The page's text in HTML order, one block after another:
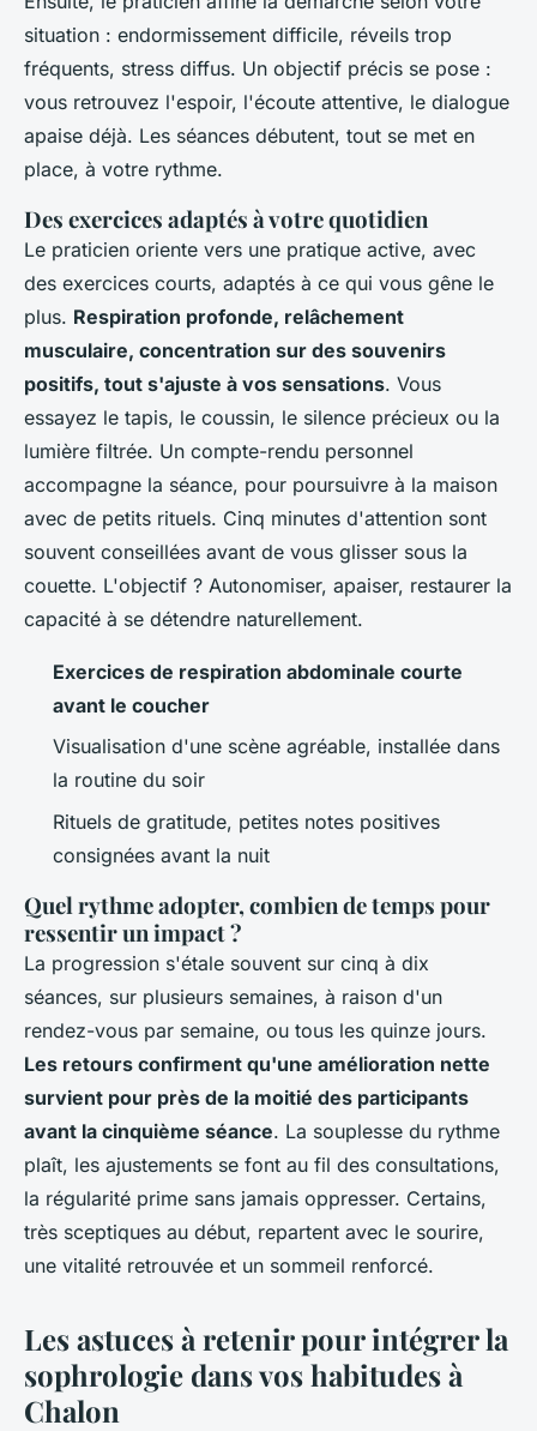
situation : endormissement difficile, réveils trop
fréquents, stress diffus. Un objectif précis se pose :
vous retrouvez l'espoir, l'écoute attentive, le dialogue
apaise déjà. Les séances débutent, tout se met en
place, à votre rythme.
Des exercices adaptés à votre quotidien
Le praticien oriente vers une pratique active, avec
des exercices courts, adaptés à ce qui vous gêne le
plus. Respiration profonde, relâchement
musculaire, concentration sur des souvenirs
positifs, tout s'ajuste à vos sensations. Vous
essayez le tapis, le coussin, le silence précieux ou la
lumière filtrée. Un compte-rendu personnel
accompagne la séance, pour poursuivre à la maison
avec de petits rituels. Cinq minutes d'attention sont
souvent conseillées avant de vous glisser sous la
couette. L'objectif ? Autonomiser, apaiser, restaurer la
capacité à se détendre naturellement.
Exercices de respiration abdominale courte
avant le coucher
Visualisation d'une scène agréable, installée dans
la routine du soir
Rituels de gratitude, petites notes positives
consignées avant la nuit
Quel rythme adopter, combien de temps pour
ressentir un impact ?
La progression s'étale souvent sur cinq à dix
séances, sur plusieurs semaines, à raison d'un
rendez-vous par semaine, ou tous les quinze jours.
Les retours confirment qu'une amélioration nette
survient pour près de la moitié des participants
avant la cinquième séance. La souplesse du rythme
plaît, les ajustements se font au fil des consultations,
la régularité prime sans jamais oppresser. Certains,
très sceptiques au début, repartent avec le sourire,
une vitalité retrouvée et un sommeil renforcé.
Les astuces à retenir pour intégrer la
sophrologie dans vos habitudes à
Chalon